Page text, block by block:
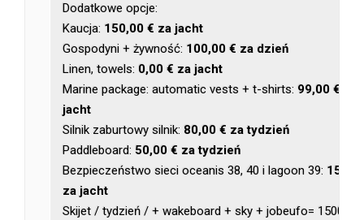
Dodatkowe opcje:
Kaucja: 150,00 € za jacht
Gospodyni + żywność: 100,00 € za dzień
Linen, towels: 0,00 € za jacht
Marine package: automatic vests + t-shirts: 99,00 € za
jacht
Silnik zaburtowy silnik: 80,00 € za tydzień
Paddleboard: 50,00 € za tydzień
Bezpieczeństwo sieci oceanis 38, 40 i lagoon 39:
za jacht
Skijet / tydzień / + wakeboard + sky + jobeufo= 1500€